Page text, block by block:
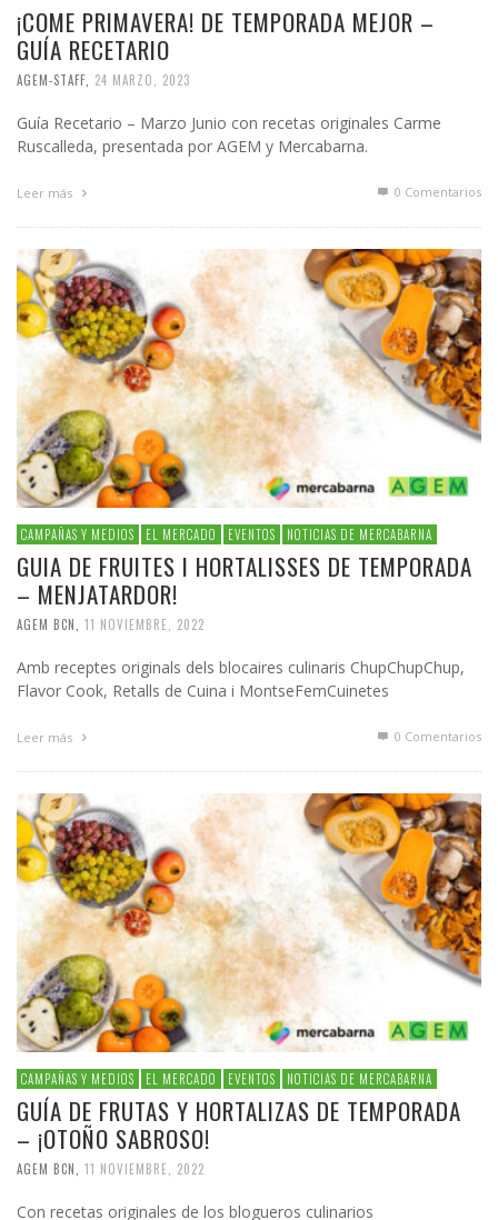
¡COME PRIMAVERA! DE TEMPORADA MEJOR –
GUÍA RECETARIO
AGEM-STAFF 24 MARZO, 2023
Guía Recetario – Marzo Junio con recetas originales Carme
Ruscalleda, presentada por AGEM y Mercabarna.
Leer más 0 Comentarios
CAMPAÑAS Y MEDIOS EL MERCADO EVENTOS NOTICIAS DE MERCABARNA
GUIA DE FRUITES I HORTALISSES DE TEMPORADA
– MENJATARDOR!
AGEM BCN 11 NOVIEMBRE, 2022
Amb receptes originals dels blocaires culinaris ChupChupChup,
Flavor Cook, Retalls de Cuina i MontseFemCuinetes
Leer más 0 Comentarios
CAMPAÑAS Y MEDIOS EL MERCADO EVENTOS NOTICIAS DE MERCABARNA
GUÍA DE FRUTAS Y HORTALIZAS DE TEMPORADA
– ¡OTOÑO SABROSO!
AGEM BCN 11 NOVIEMBRE, 2022
Con recetas originales de los blogueros culinarios